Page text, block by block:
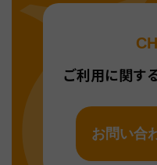
ご利用に関す
お問い合